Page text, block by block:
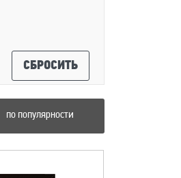
СБРОСИТЬ
по популярности